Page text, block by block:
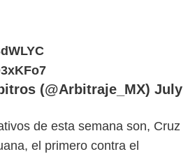
(@Arbitraje_MX) July
de esta semana son, Cruz
el primero contra el